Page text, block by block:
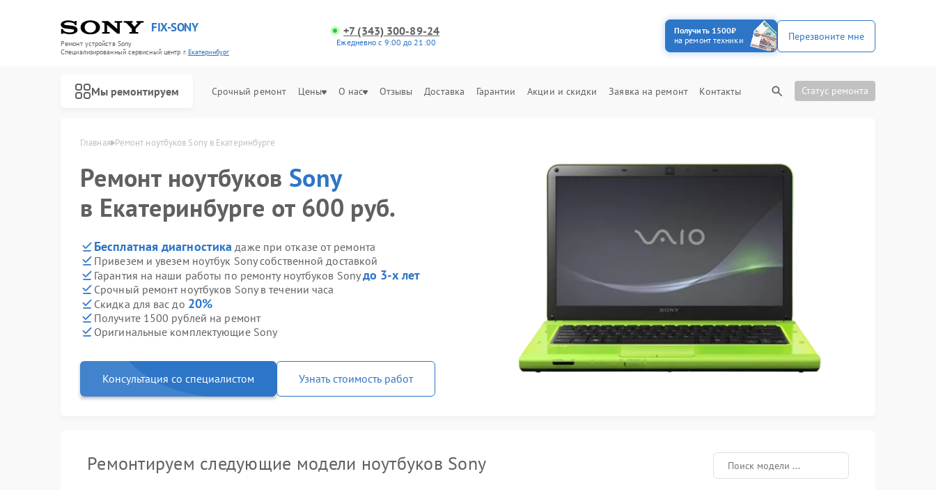
FIX-SONY
Ремонт устройств Sony
Специализированный cервисный центр г.Екатеринбург
+7 (343) 300-89-24
Ежедневно с 9:00 до 21:00
Получить 1500₽
на ремонт техники
Перезвоните мне
Мы ремонтируем Срочный ремонт Цены О нас Отзывы Доставка Гарантии Акции и скидки Заявка на ремонт Контакты Статус ремонта
Главная Ремонт ноутбуков Sony в Екатеринбурге
Ремонт ноутбуков Sony
в Екатеринбурге от 600 руб.
Бесплатная диагностика даже при отказе от ремонта
Привезем и увезем ноутбук Sony собственной доставкой
Гарантия на наши работы по ремонту ноутбуков Sonyдо 3-х лет
Срочный ремонт ноутбуков Sony в течении часа
Скидка для вас до 20%
Получите 1500 рублей на ремонт
Оригинальные комплектующие Sony
Консультация со специалистом Узнать стоимость работ
Ремонтируем следующие модели ноутбуков Sony